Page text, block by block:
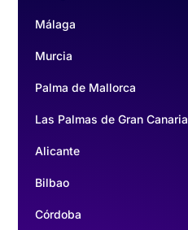
Málaga
Murcia
Palma de Mallorca
Las Palmas de Gran Canaria
Alicante
Bilbao
Córdoba